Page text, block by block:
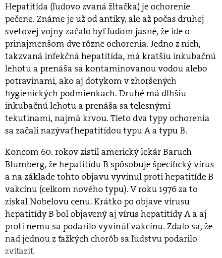
Hepatitída (ľudovo zvaná žltačka) je ochorenie
pečene. Známe je už od antiky, ale až počas druhej
svetovej vojny začalo byť ľuďom jasné, že ide o
prinajmenšom dve rôzne ochorenia. Jedno z nich,
takzvaná infekčná hepatitída, má kratšiu inkubačnú
lehotu a prenáša sa kontaminovanou vodou alebo
potravinami, ako aj dotykom v zhoršených
hygienických podmienkach. Druhé má dlhšiu
inkubačnú lehotu a prenáša sa telesnými
tekutinami, najmä krvou. Tieto dva typy ochorenia
sa začali nazývať hepatitídou typu A a typu B.
Koncom 60. rokov zistil americký lekár Baruch
Blumberg, že hepatitídu B spôsobuje špecifický vírus
a na základe tohto objavu vyvinul proti hepatitíde B
vakcínu (celkom nového typu). V roku 1976 za to
získal Nobelovu cenu. Krátko po objave vírusu
hepatitídy B bol objavený aj vírus hepatitídy A a aj
proti nemu sa podarilo vyvinúť vakcínu. Zdalo sa, že
nad jednou z ťažkých chorôb sa ľudstvu podarilo
zvíťaziť.